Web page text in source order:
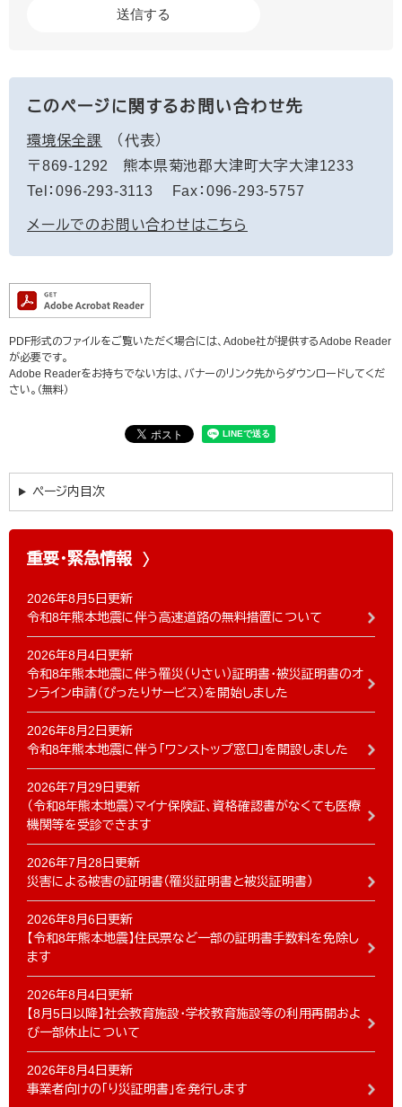
このページに関するお問い合わせ先
環境保全課
代表
〒869-1292
熊本県菊池郡大津町大字大津1233
Tel：096-293-3113
Fax：096-293-5757
メールでのお問い合わせはこちら
PDF形式のファイルをご覧いただく場合には、Adobe社が提供するAdobe Reader
が必要です。
Adobe Readerをお持ちでない方は、バナーのリンク先からダウンロードしてくだ
さい。（無料）
ページ内目次
重要・緊急情報
2026年8月5日更新
令和8年熊本地震に伴う高速道路の無料措置について
2026年8月4日更新
令和8年熊本地震に伴う罹災（りさい）証明書・被災証明書のオ
ンライン申請（ぴったりサービス）を開始しました
2026年8月2日更新
令和8年熊本地震に伴う「ワンストップ窓口」を開設しました
2026年7月29日更新
（令和8年熊本地震）マイナ保険証、資格確認書がなくても医療
機関等を受診できます
2026年7月28日更新
災害による被害の証明書（罹災証明書と被災証明書）
2026年8月6日更新
【令和8年熊本地震】住民票など一部の証明書手数料を免除し
ます
2026年8月4日更新
【8月5日以降】社会教育施設・学校教育施設等の利用再開およ
び一部休止について
2026年8月4日更新
事業者向けの「り災証明書」を発行します